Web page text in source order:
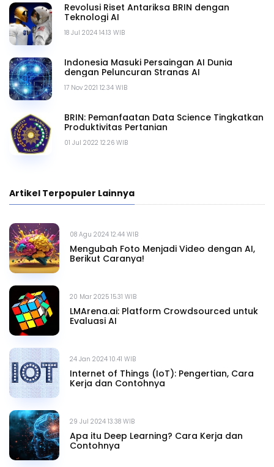
18 Jul 2024 14.13 WIB
Revolusi Riset Antariksa BRIN dengan
Teknologi AI
17 Nov 2021 12.34 WIB
Indonesia Masuki Persaingan AI Dunia
dengan Peluncuran Stranas AI
01 Jul 2022 12.26 WIB
BRIN: Pemanfaatan Data Science Tingkatkan
Produktivitas Pertanian
Artikel Terpopuler Lainnya
08 Agu 2024 12.44 WIB
Mengubah Foto Menjadi Video dengan AI,
Berikut Caranya!
20 Mar 2025 15.31 WIB
LMArena.ai: Platform Crowdsourced untuk
Evaluasi AI
24 Jan 2024 10.41 WIB
Internet of Things (IoT): Pengertian, Cara
Kerja dan Contohnya
29 Jul 2024 13.38 WIB
Apa itu Deep Learning? Cara Kerja dan
Contohnya